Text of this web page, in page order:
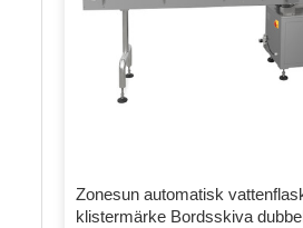
Zonesun automatisk
klistermärke Bordsskiva